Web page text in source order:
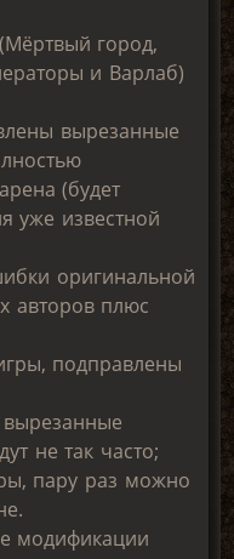
город,
и Варлаб)
вырезанные
(будет
уже известной
оригинальной
авторов плюс
подправлены
вырезанные
не так часто;
пару раз можно
модификации